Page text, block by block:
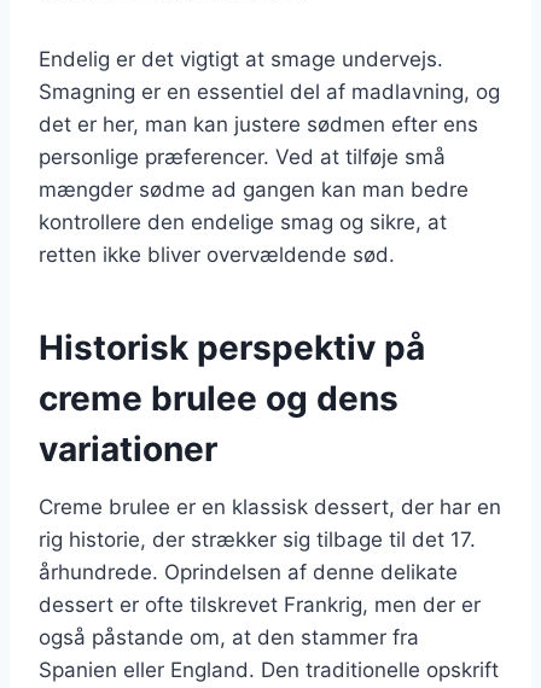
Endelig er det vigtigt at smage undervejs.
Smagning er en essentiel del af madlavning, og
det er her, man kan justere sødmen efter ens
personlige præferencer. Ved at tilføje små
mængder sødme ad gangen kan man bedre
kontrollere den endelige smag og sikre, at
retten ikke bliver overvældende sød.
Historisk perspektiv på
creme brulee og dens
variationer
Creme brulee er en klassisk dessert, der har en
rig historie, der strækker sig tilbage til det 17.
århundrede. Oprindelsen af denne delikate
dessert er ofte tilskrevet Frankrig, men der er
også påstande om, at den stammer fra
Spanien eller England. Den traditionelle opskrift